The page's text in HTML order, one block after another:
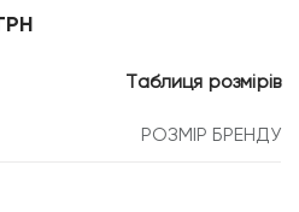
РОЗМІР БРЕНДУ
Таблиця розмірів